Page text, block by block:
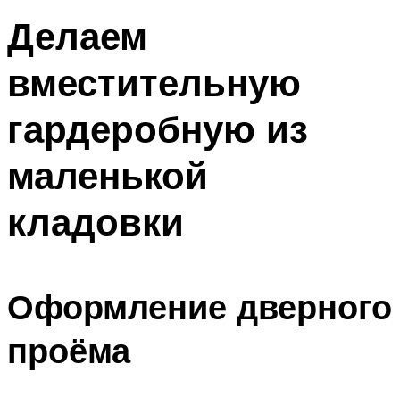
Делаем
вместительную
гардеробную из
маленькой
кладовки
Оформление дверного
проёма